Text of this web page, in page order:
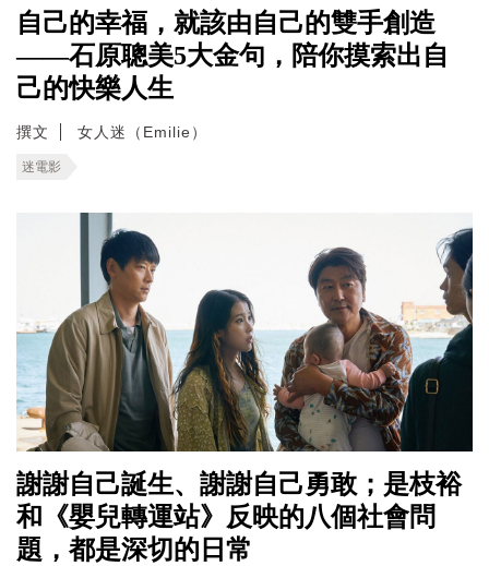
自己的幸福，就該由自己的雙手創造
——石原聰美5大金句，陪你摸索出自
己的快樂人生
撰文 女人迷（Emilie）
迷電影
謝謝自己誕生、謝謝自己勇敢；是枝裕
和《嬰兒轉運站》反映的八個社會問
題，都是深切的日常